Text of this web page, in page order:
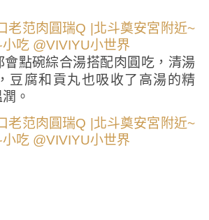
會點碗綜合湯搭配肉圓吃，清湯
豆腐和貢丸也吸收了高湯的精
。